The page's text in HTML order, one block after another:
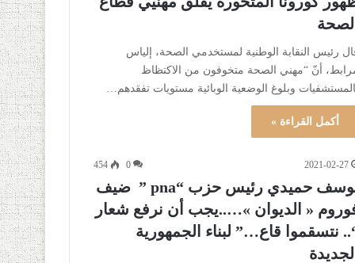
الصحة
رئيس النقابة الوطنية لمستخدمي الصحة، إلياس
أنّ “مهني الصحة متخوفون من الاكتظاظ
وبلوغ الوضعية الوبائية مستويات تفقدهم…
أكمل القراءة »
2021-02-27
0
454
يوسف حميدي رئيس حزب “pna ” ضيف
« الديوان »…..يجب أن نرفع شعار
نتسقموا قاع…” لبناء الجمهورية
الجديدة